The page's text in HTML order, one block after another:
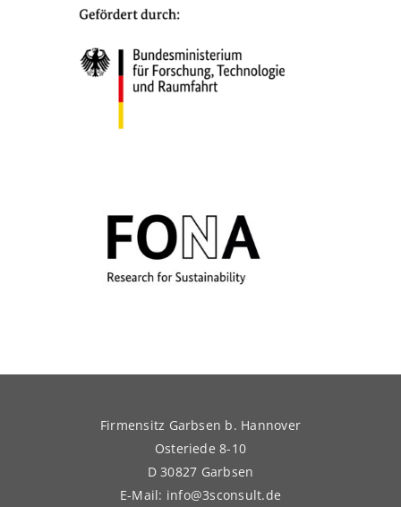
Firmensitz Garbsen b. Hannover
Osteriede 8-10
D 30827 Garbsen
E-Mail: info@3sconsult.de